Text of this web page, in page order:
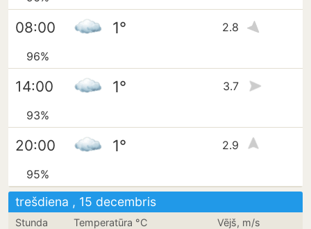
08:00 1° 2.8
96%
14:00 1° 3.7
93%
20:00 1° 2.9
95%
trešdiena , 15 decembris
Stunda Temperatūra °C
Vējš, m/s